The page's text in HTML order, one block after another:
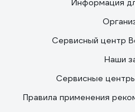
Информация
Сервисный центр
Наши
Сервисные
Правила применения